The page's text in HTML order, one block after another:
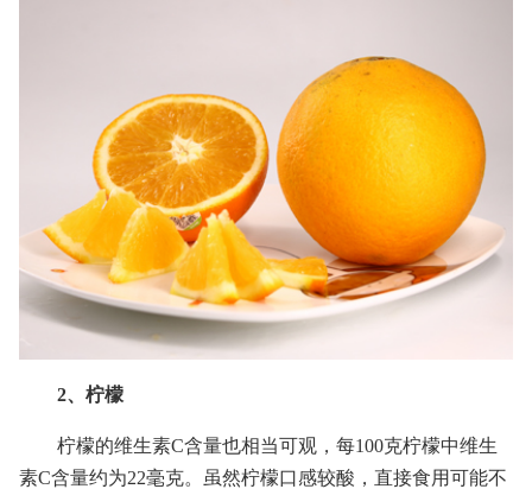
2、柠檬
柠檬的维生素C含量也相当可观，每100克柠檬中维生
素C含量约为22毫克。虽然柠檬口感较酸，直接食用可能不